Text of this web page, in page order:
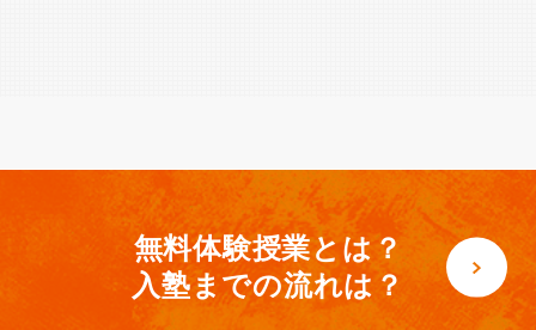
無料体験授業とは？
入塾までの流れは？